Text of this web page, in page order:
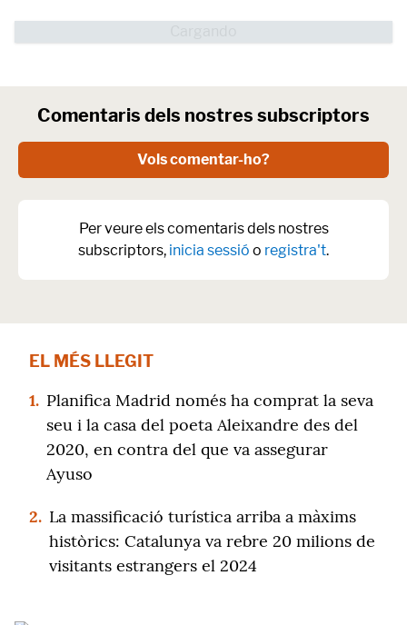
Comentaris dels nostres subscriptors
Vols comentar-ho?
Per veure els comentaris dels nostres
subscriptors, inicia sessió o registra't.
EL MÉS LLEGIT
1. Planifica Madrid només ha comprat la seva
seu i la casa del poeta Aleixandre des del
2020, en contra del que va assegurar
Ayuso
2. La massificació turística arriba a màxims
històrics: Catalunya va rebre 20 milions de
visitants estrangers el 2024